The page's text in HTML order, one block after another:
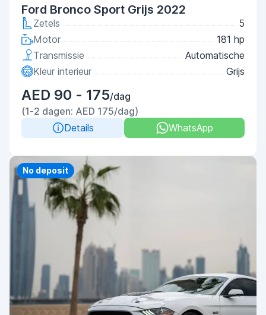
Ford Bronco Sport Grijs 2022
Zetels
5
Motor
181 hp
Transmissie
Automatische
Kleur interieur
Grijs
AED 90 - 175/dag
(1-2 dagen: AED 175/dag)
Details
WhatsApp
Priority
No deposit